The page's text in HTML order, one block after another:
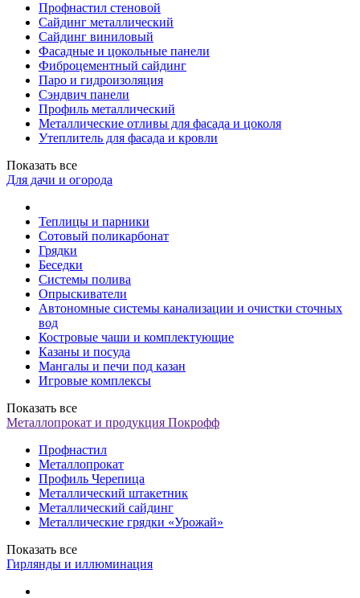
Профнастил стеновой
Сайдинг металлический
Сайдинг виниловый
Фасадные и цокольные панели
Фиброцементный сайдинг
Паро и гидроизоляция
Сэндвич панели
Профиль металлический
Металлические отливы для фасада и цоколя
Утеплитель для фасада и кровли
Показать все
Для дачи и огорода
Теплицы и парники
Сотовый поликарбонат
Грядки
Беседки
Системы полива
Опрыскиватели
Автономные системы канализации и очистки сточных
вод
Костровые чаши и комплектующие
Казаны и посуда
Мангалы и печи под казан
Игровые комплексы
Показать все
Металлопрокат и продукция Покрофф
Профнастил
Металлопрокат
Профиль Черепица
Металлический штакетник
Металлический сайдинг
Металлические грядки «Урожай»
Показать все
Гирлянды и иллюминация